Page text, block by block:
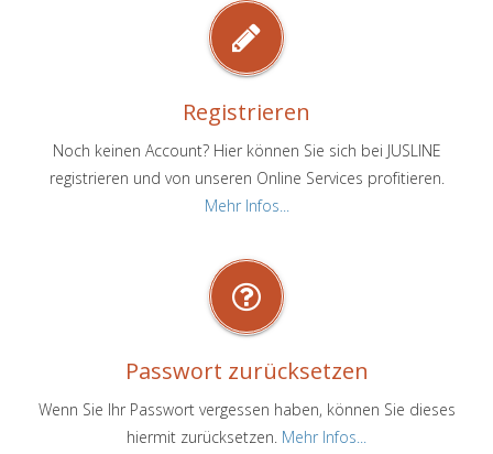
Registrieren
Noch keinen Account? Hier können Sie sich bei JUSLINE
registrieren und von unseren Online Services profitieren.
Mehr Infos...
Passwort zurücksetzen
Wenn Sie Ihr Passwort vergessen haben, können Sie dieses
hiermit zurücksetzen. Mehr Infos...